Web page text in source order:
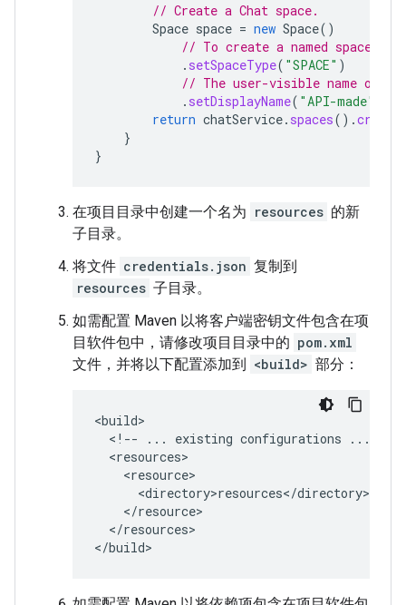
// Create a Chat space.
Space space = new Space()
// To create a named space, set
. setSpaceType( "SPACE" )
// The user-visible name of
. setDisplayName( "API-made"
return chatService. spaces().create
}
}
在项目目录中创建一个名为 resources 的新
子目录。
将文件 credentials.json 复制到
resources 子目录。
如需配置 Maven 以将客户端密钥文件包含在项
目软件包中，请修改项目目录中的 pom.xml
文件，并将以下配置添加到 <build> 部分：
<!--
... existing configurations ...
</resources>